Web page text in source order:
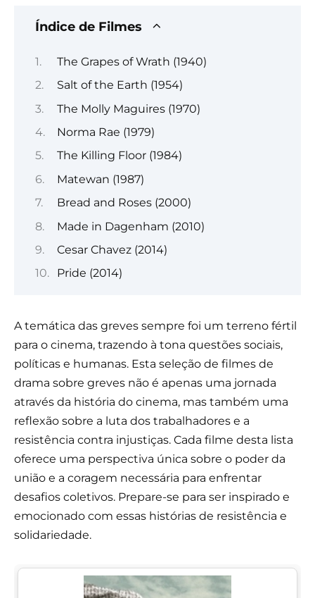
Índice de Filmes
The Grapes of Wrath (1940)
Salt of the Earth (1954)
The Molly Maguires (1970)
Norma Rae (1979)
The Killing Floor (1984)
Matewan (1987)
Bread and Roses (2000)
Made in Dagenham (2010)
Cesar Chavez (2014)
Pride (2014)
A temática das greves sempre foi um terreno fértil
para o cinema, trazendo à tona questões sociais,
políticas e humanas. Esta seleção de filmes de
drama sobre greves não é apenas uma jornada
através da história do cinema, mas também uma
reflexão sobre a luta dos trabalhadores e a
resistência contra injustiças. Cada filme desta lista
oferece uma perspectiva única sobre o poder da
união e a coragem necessária para enfrentar
desafios coletivos. Prepare-se para ser inspirado e
emocionado com essas histórias de resistência e
solidariedade.